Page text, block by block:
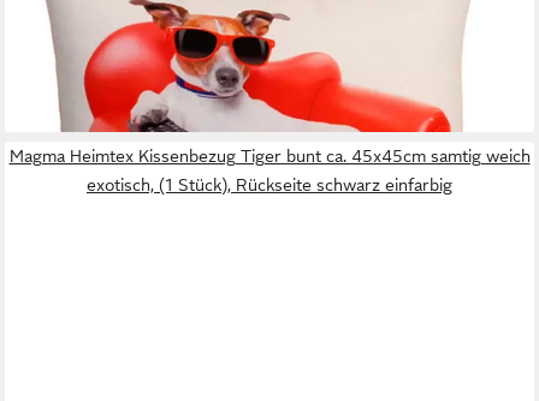
Kissenhülle verschiedenen, (1 Stück)
7,95 €
lieferbar - in 6-8 Werktagen bei dir
+5
Magma Heimtex Kissenbezug Tiger bunt ca. 45x45cm samtig weich
exotisch, (1 Stück), Rückseite schwarz einfarbig